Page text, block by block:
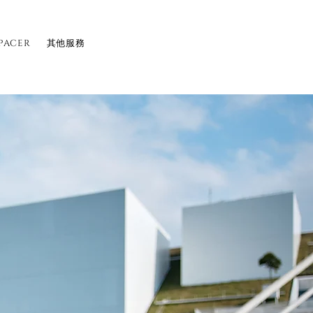
其他服務